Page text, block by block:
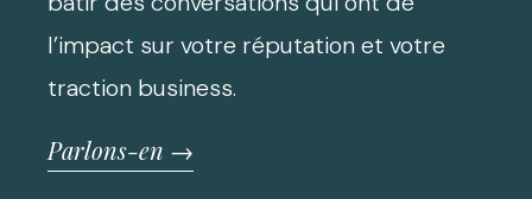
l’impact sur votre réputation et votre
traction business.
Parlons-en →